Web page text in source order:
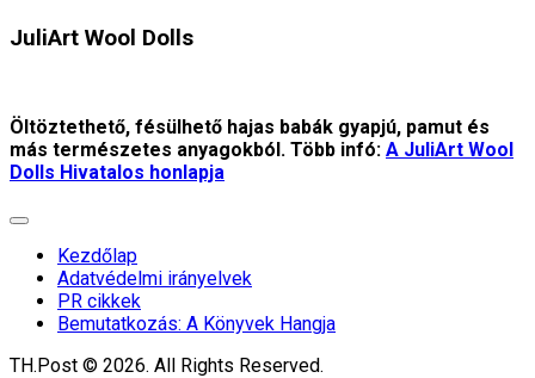
JuliArt Wool Dolls
Öltöztethető, fésülhető hajas babák gyapjú, pamut és
más természetes anyagokból. Több infó: A JuliArt Wool
Dolls Hivatalos honlapja
Expand
Kezdőlap
Adatvédelmi irányelvek
PR cikkek
Bemutatkozás: A Könyvek Hangja
TH.Post © 2026. All Rights Reserved.